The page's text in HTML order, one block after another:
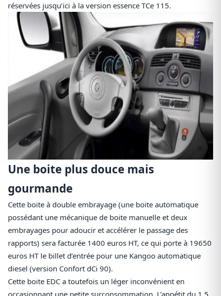
réservées jusqu’ici à la version essence TCe 115.
Une boite plus douce mais
gourmande
Cette boite à double embrayage (une boite automatique
possédant une mécanique de boite manuelle et deux
embrayages pour adoucir et accélérer le passage des
rapports) sera facturée 1400 euros HT, ce qui porte à 19650
euros HT le billet d’entrée pour une Kangoo automatique
diesel (version Confort dCi 90).
Cette boite EDC a toutefois un léger inconvénient en
occasionnant une petite surconsommation. L’appétit du 1.5